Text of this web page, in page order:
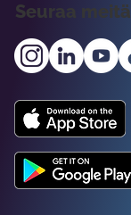
Seuraa meitä